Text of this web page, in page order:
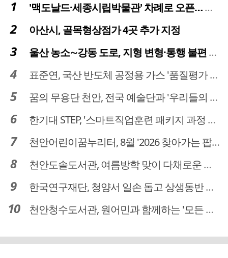
'맥도날드·세종시립박물관' 차례로 오픈… 고운동 정주여건 좋아진다
아산시, 골목형상점가 4곳 추가 지정
울산 농소∼강동 도로, 지형 변형·통행 불편 해법 찾는다
표준연, 국산 반도체 공정용 가스 '품질평가 체계' 구축
꿈의 무용단 천안, 전국 예술단과 '우리들의 하모니' 선보여
한기대 STEP, '스마트직업훈련 패키지 과정 3기' 모집
천안어린이꿈누리터, 8월 '2026 찾아가는 팝업놀이터' 운영
천안도솔도서관, 여름방학 맞이 다채로운 독서문화 프로그램 운영
한국연구재단, 청양서 일손 돕고 상생동반 친구맺기 봉사활동
천안청수도서관, 원어민과 함께하는 '모든 영어 모든 독서' 운영